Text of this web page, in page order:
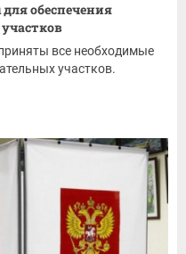
обеспечения
все необходимые
участков.